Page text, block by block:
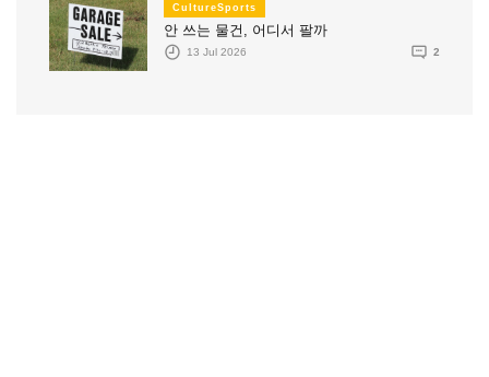
CultureSports
안 쓰는 물건, 어디서 팔까
13 Jul 2026 2